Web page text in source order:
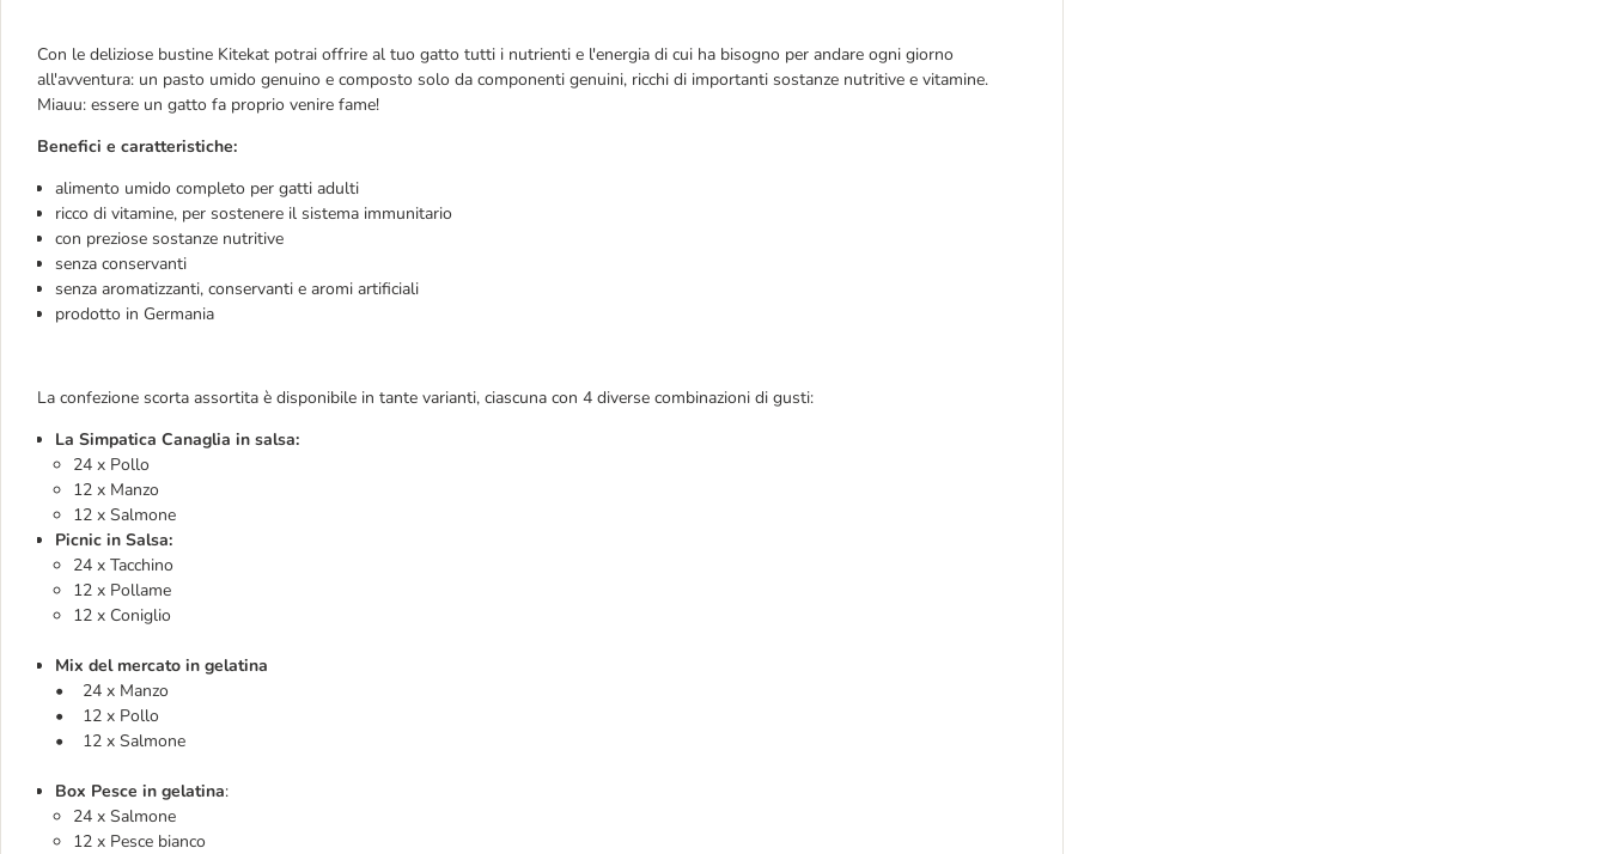
Con le deliziose bustine Kitekat potrai offrire al tuo gatto tutti i nutrienti e l'energia di cui ha bisogno per andare ogni giorno
all'avventura: un pasto umido genuino e composto solo da componenti genuini, ricchi di importanti sostanze nutritive e vitamine.
Miauu: essere un gatto fa proprio venire fame!
Benefici e caratteristiche:
alimento umido completo per gatti adulti
ricco di vitamine, per sostenere il sistema immunitario
con preziose sostanze nutritive
senza conservanti
senza aromatizzanti, conservanti e aromi artificiali
prodotto in Germania
La confezione scorta assortita è disponibile in tante varianti, ciascuna con 4 diverse combinazioni di gusti:
La Simpatica Canaglia in salsa:
24 x Pollo
12 x Manzo
12 x Salmone
Picnic in Salsa:
24 x Tacchino
12 x Pollame
12 x Coniglio
Mix del mercato in gelatina
• 24 x Manzo
• 12 x Pollo
• 12 x Salmone
Box Pesce in gelatina:
24 x Salmone
12 x Pesce bianco